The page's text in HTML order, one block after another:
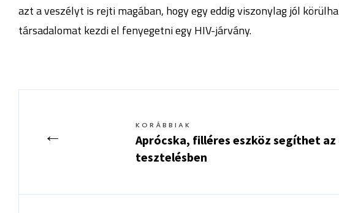
azt a veszélyt is rejti magában, hogy egy eddig viszonylag jól
társadalomat kezdi el fenyegetni egy HIV-járvány.
← KORÁBBIAK
Aprócska, filléres eszköz segíthet
tesztelésben